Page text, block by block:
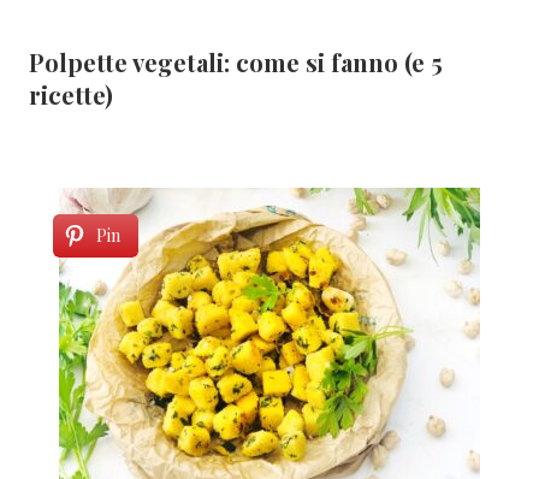
Polpette vegetali: come si fanno (e 5
ricette)
Pin